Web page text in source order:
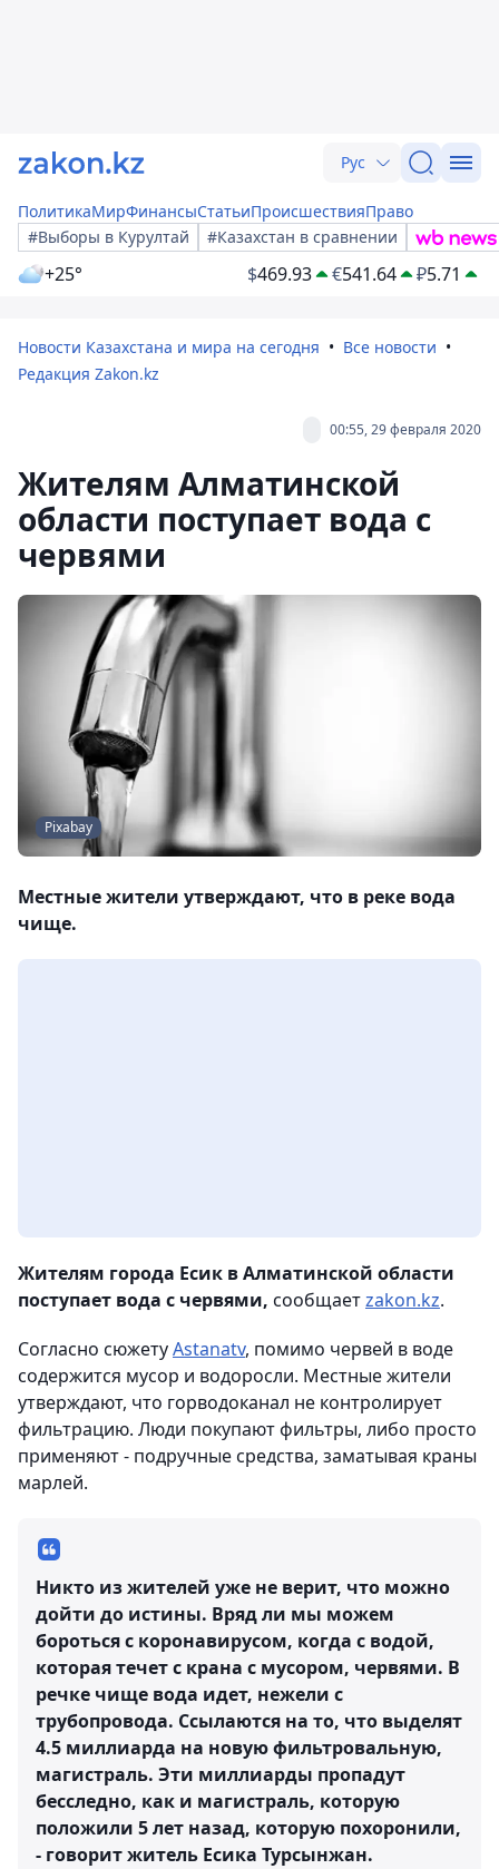
Рус
ПолитикаМирФинансыСтатьиПроисшествияПраво
#Выборы в Курултай
#Казахстан в сравнении
+25° $469.93 €541.64 ₽5.71
Новости Казахстана и мира на сегодня
Все новости
Редакция Zakon.kz
00:55, 29 февраля 2020
Жителям Алматинской
области поступает вода с
червями
Pixabay
Местные жители утверждают, что в реке вода
чище.
Жителям города Есик в Алматинской области
поступает вода с червями, сообщаетzakon.kz.
Согласно сюжетуAstanatv, помимо червей в воде
содержится мусор и водоросли. Местные жители
утверждают, что горводоканал не контролирует
фильтрацию. Люди покупают фильтры, либо просто
применяют - подручные средства, заматывая краны
марлей.
Никто из жителей уже не верит, что можно
дойти до истины. Вряд ли мы можем
бороться с коронавирусом, когда с водой,
которая течет с крана с мусором, червями. В
речке чище вода идет, нежели с
трубопровода. Ссылаются на то, что выделят
4.5 миллиарда на новую фильтровальную,
магистраль. Эти миллиарды пропадут
бесследно, как и магистраль, которую
положили 5 лет назад, которую похоронили,
- говорит житель Есика Турсынжан.